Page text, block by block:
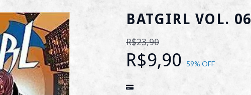
BATGIRL VOL. 06
R$23,90
R$9,90 59% OFF